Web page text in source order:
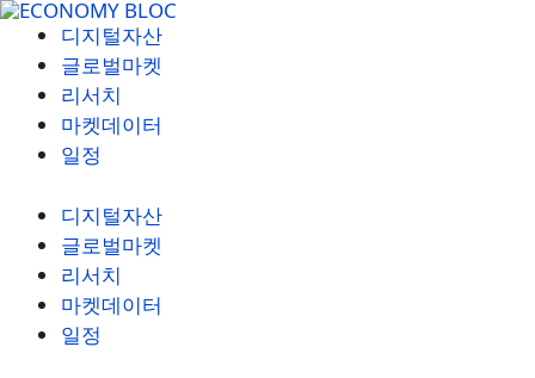
컨
디지털자산
글로벌마켓
리서치
마켓데이터
일정
디지털자산
글로벌마켓
리서치
마켓데이터
일정